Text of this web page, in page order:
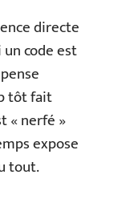
directe
code est
tôt fait
« nerfé »
expose
tout.